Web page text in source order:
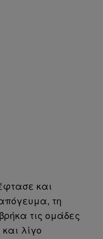
και
τη
τις ομάδες
λίγο